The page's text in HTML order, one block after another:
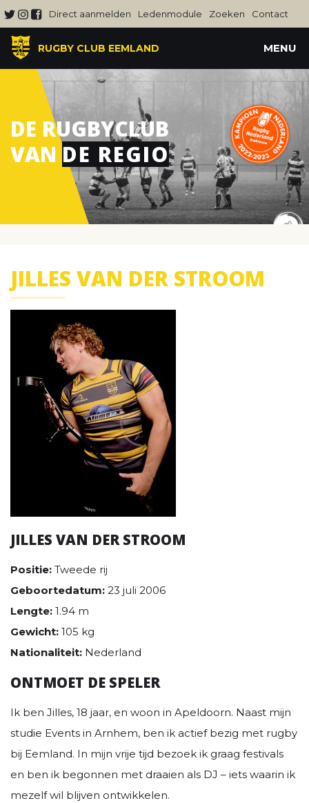
Direct aanmelden Ledenmodule Zoeken Contact
RUGBY CLUB EEMLAND MENU
DE RUGBYCLUB
VAN DE REGIO
JILLES VAN DER STROOM
JILLES VAN DER STROOM
Positie: Tweede rij
Geboortedatum: 23 juli 2006
Lengte: 1.94 m
Gewicht: 105 kg
Nationaliteit: Nederland
ONTMOET DE SPELER
Ik ben Jilles, 18 jaar, en woon in Apeldoorn. Naast mijn
studie Events in Arnhem, ben ik actief bezig met rugby
bij Eemland. In mijn vrije tijd bezoek ik graag festivals
en ben ik begonnen met draaien als DJ – iets waarin ik
mezelf wil blijven ontwikkelen.